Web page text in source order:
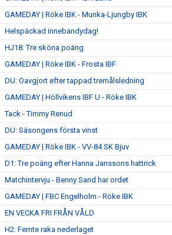
GAMEDAY | Röke IBK - Munka-Ljungby IBK
Helspäckad innebandydag!
HJ18: Tre sköna poäng
GAMEDAY | Röke IBK - Frosta IBF
DU: Oavgjort efter tappad tremålsledning
GAMEDAY | Höllvikens IBF U - Röke IBK
Tack - Timmy Renud
DU: Säsongens första vinst
GAMEDAY | Röke IBK - VV-84 SK Bjuv
D1: Tre poäng efter Hanna Janssons hattrick
Matchintervju - Benny Sand har ordet
GAMEDAY | FBC Engelholm - Röke IBK
EN VECKA FRI FRÅN VÅLD
H2: Femte raka nederlaget